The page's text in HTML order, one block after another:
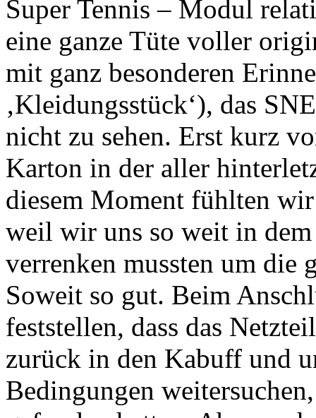
Super Tennis – Modul
eine ganze Tüte voller
mit ganz besonderen
‚Kleidungsstück‘), das
nicht zu sehen. Erst kurz
Karton in der aller
diesem Moment fühlten
weil wir uns so weit in
verrenken mussten um die
Soweit so gut. Beim
feststellen, dass das
zurück in den Kabuff und
Bedingungen